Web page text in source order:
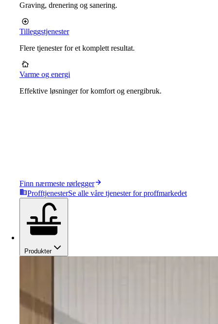
Graving, drenering og sanering.
Tilleggstjenester
Flere tjenester for et komplett resultat.
Varme og energi
Effektive løsninger for komfort og energibruk.
Finn nærmeste rørlegger
ProfftjenesterSe alle våre tjenester for proffmarkedet
Produkter